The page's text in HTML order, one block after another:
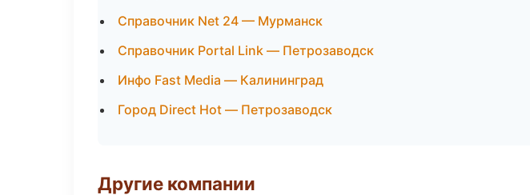
Справочник Net 24 — Мурманск
Справочник Portal Link — Петрозаводск
Инфо Fast Media — Калининград
Город Direct Hot — Петрозаводск
Другие компании